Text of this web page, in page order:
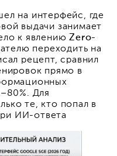
на интерфейс, где
выдачи занимает
к явлениюZero-
переходить на
рецепт, сравнил
прямо в
Для
те, кто попал в
ИИ-ответа